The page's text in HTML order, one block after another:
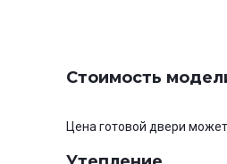
Стоимость
Цена готовой двери